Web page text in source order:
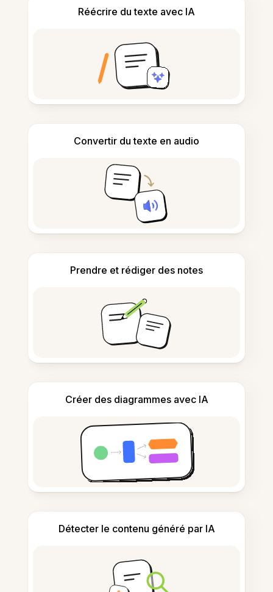
Réécrire du texte avec IA
Convertir du texte en audio
Prendre et rédiger des notes
Créer des diagrammes avec IA
Détecter le contenu généré par IA